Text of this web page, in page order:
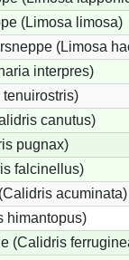
(Limosa limosa)
(Limosa
interpres)
canutus)
pugnax)
falcinellus)
acuminata)
himantopus)
(Calidris